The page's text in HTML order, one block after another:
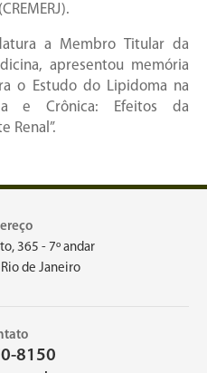
a Membro Titular da
apresentou memória
o Estudo do Lipidoma na
e Crônica: Efeitos da
Renal”.
365 - 7º andar
de Janeiro
8150